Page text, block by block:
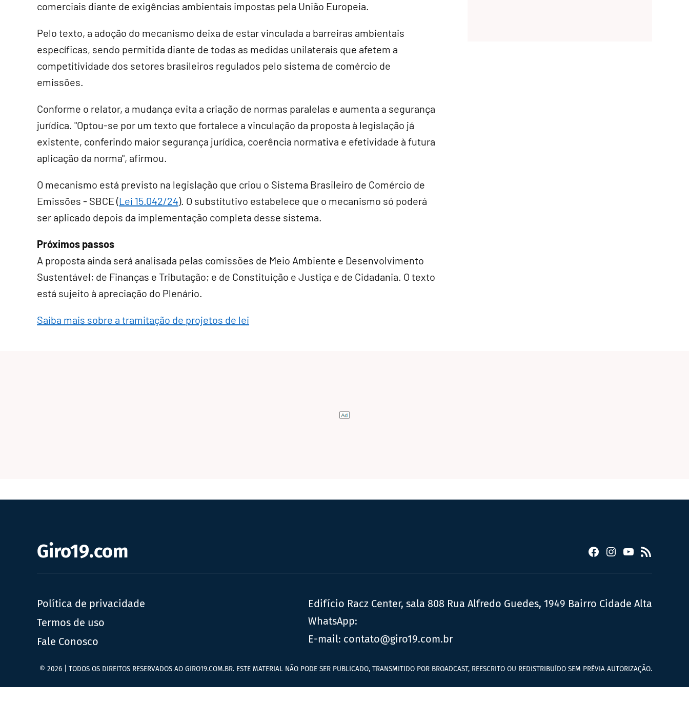
comerciais diante de exigências ambientais impostas pela União Europeia.
Pelo texto, a adoção do mecanismo deixa de estar vinculada a barreiras ambientais
específicas, sendo permitida diante de todas as medidas unilaterais que afetem a
competitividade dos setores brasileiros regulados pelo sistema de comércio de
emissões.
Conforme o relator, a mudança evita a criação de normas paralelas e aumenta a segurança
jurídica. "Optou-se por um texto que fortalece a vinculação da proposta à legislação já
existente, conferindo maior segurança jurídica, coerência normativa e efetividade à futura
aplicação da norma", afirmou.
O mecanismo está previsto na legislação que criou o Sistema Brasileiro de Comércio de
Emissões - SBCE (Lei 15.042/24). O substitutivo estabelece que o mecanismo só poderá
ser aplicado depois da implementação completa desse sistema.
Próximos passos
A proposta ainda será analisada pelas comissões de Meio Ambiente e Desenvolvimento
Sustentável; de Finanças e Tributação; e de Constituição e Justiça e de Cidadania. O texto
está sujeito à apreciação do Plenário.
Saiba mais sobre a tramitação de projetos de lei
Giro19.com Facebook
Instagram
YouTube
RSS
Política de privacidade
Termos de uso
Fale Conosco
Edifício Racz Center, sala 808 Rua Alfredo Guedes, 1949 Bairro Cidade Alta
WhatsApp:
E-mail: contato@giro19.com.br
© 2026 | TODOS OS DIREITOS RESERVADOS AO GIRO19.COM.BR. ESTE MATERIAL NÃO PODE SER PUBLICADO, TRANSMITIDO POR BROADCAST, REESCRITO OU REDISTRIBUÍDO SEM PRÉVIA AUTORIZAÇÃO.